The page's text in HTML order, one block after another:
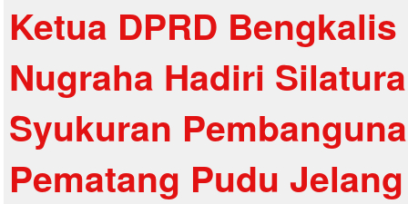
Ketua DPRD
Nugraha Hadiri
Syukuran
Pematang Pudu